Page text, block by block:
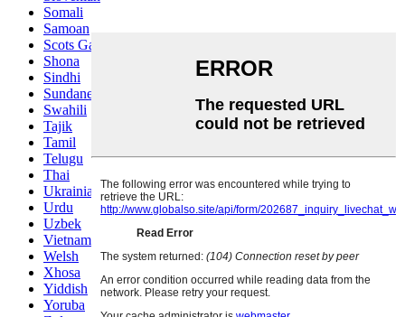
Somali
Samoan
Scots Gaelic
Shona
Sindhi
Sundanese
Swahili
Tajik
Tamil
Telugu
Thai
Ukrainian
Urdu
Uzbek
Vietnamese
Welsh
Xhosa
Yiddish
Yoruba